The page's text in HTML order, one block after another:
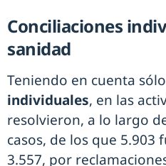
Conciliaciones
sanidad
Teniendo en cuenta
individuales, en las
resolvieron, a lo largo
casos, de los que 5.903
3.557, por